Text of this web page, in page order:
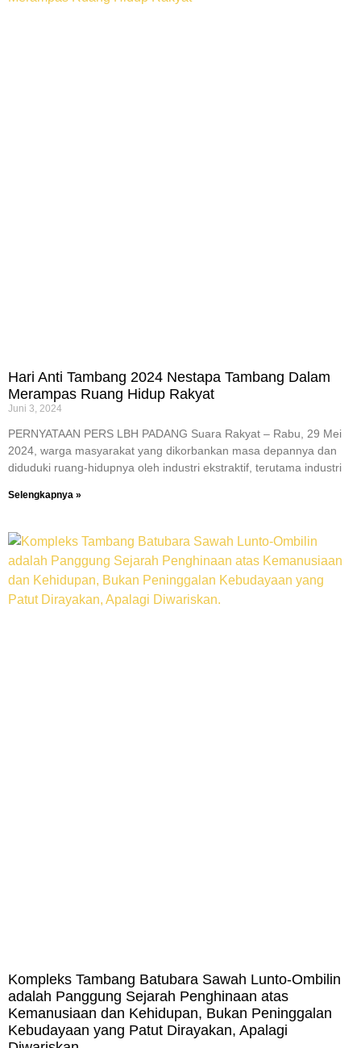
Hari Anti Tambang 2024 Nestapa Tambang Dalam
Merampas Ruang Hidup Rakyat
Juni 3, 2024
PERNYATAAN PERS LBH PADANG Suara Rakyat – Rabu, 29 Mei
2024, warga masyarakat yang dikorbankan masa depannya dan
diduduki ruang-hidupnya oleh industri ekstraktif, terutama industri
Selengkapnya »
Kompleks Tambang Batubara Sawah Lunto-Ombilin
adalah Panggung Sejarah Penghinaan atas
Kemanusiaan dan Kehidupan, Bukan Peninggalan
Kebudayaan yang Patut Dirayakan, Apalagi